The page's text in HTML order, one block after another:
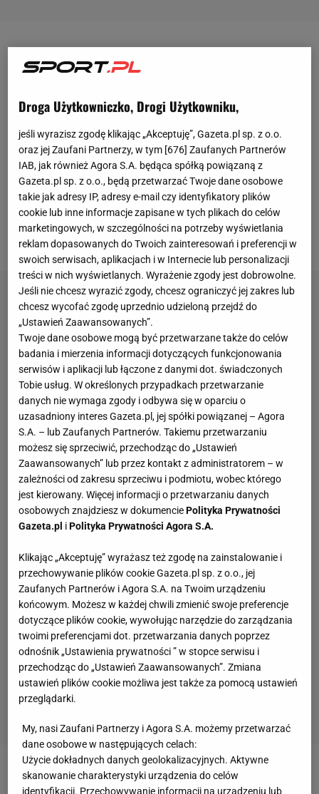
wywołał istną falę tsunami, która przelewa się przez
tygodniei jest bardzo mało prawdopodobne, aby
został w klubie na kolejny sezon. W środę pod
siedzibę PSG wyszli wściekli kibice, by wyrazić swoje
oburzenie zachowaniem gwiazdy. Protest miał
nieoczekiwany przebieg.Nagle tłum przeniósł się
pod dom Neymara i również pod jego adresem
wykrzykiwał gromkie "wynocha".
Zobacz wideoPolska znów ma mistrza świata!
Droga Użytkowniczko, Drogi Użytkowniku,
jeśli wyrazisz zgodę klikając „Akceptuję”, Gazeta.pl sp. z o.o.
oraz jej Zaufani Partnerzy, w tym [676] Zaufanych Partnerów
IAB, jak również Agora S.A. będąca spółką powiązaną z
Gazeta.pl sp. z o.o., będą przetwarzać Twoje dane osobowe
takie jak adresy IP, adresy e-mail czy identyfikatory plików
cookie lub inne informacje zapisane w tych plikach do celów
marketingowych, w szczególności na potrzeby wyświetlania
reklam dopasowanych do Twoich zainteresowań i preferencji w
swoich serwisach, aplikacjach i w Internecie lub personalizacji
treści w nich wyświetlanych. Wyrażenie zgody jest dobrowolne.
Jeśli nie chcesz wyrazić zgody, chcesz ograniczyć jej zakres lub
chcesz wycofać zgodę uprzednio udzieloną przejdź do
„Ustawień Zaawansowanych”.
Twoje dane osobowe mogą być przetwarzane także do celów
badania i mierzenia informacji dotyczących funkcjonowania
serwisów i aplikacji lub łączone z danymi dot. świadczonych
Tobie usług. W określonych przypadkach przetwarzanie
danych nie wymaga zgody i odbywa się w oparciu o
uzasadniony interes Gazeta.pl, jej spółki powiązanej – Agora
S.A. – lub Zaufanych Partnerów. Takiemu przetwarzaniu
możesz się sprzeciwić, przechodząc do „Ustawień
Zaawansowanych” lub przez kontakt z administratorem – w
zależności od zakresu sprzeciwu i podmiotu, wobec którego
jest kierowany. Więcej informacji o przetwarzaniu danych
osobowych znajdziesz w dokumenciePolityka Prywatności
Gazeta.pl iPolityka Prywatności Agora S.A.
Klikając „Akceptuję” wyrażasz też zgodę na zainstalowanie i
przechowywanie plików cookie Gazeta.pl sp. z o.o., jej
Zaufanych Partnerów i Agora S.A. na Twoim urządzeniu
końcowym. Możesz w każdej chwili zmienić swoje preferencje
dotyczące plików cookie, wywołując narzędzie do zarządzania
twoimi preferencjami dot. przetwarzania danych poprzez
odnośnik „Ustawienia prywatności ” w stopce serwisu i
przechodząc do „Ustawień Zaawansowanych”. Zmiana
ustawień plików cookie możliwa jest także za pomocą ustawień
przeglądarki.
My, nasi Zaufani Partnerzy i Agora S.A. możemy przetwarzać
dane osobowe w następujących celach:
Użycie dokładnych danych geolokalizacyjnych. Aktywne
skanowanie charakterystyki urządzenia do celów
identyfikacji. Przechowywanie informacji na urządzeniu lub